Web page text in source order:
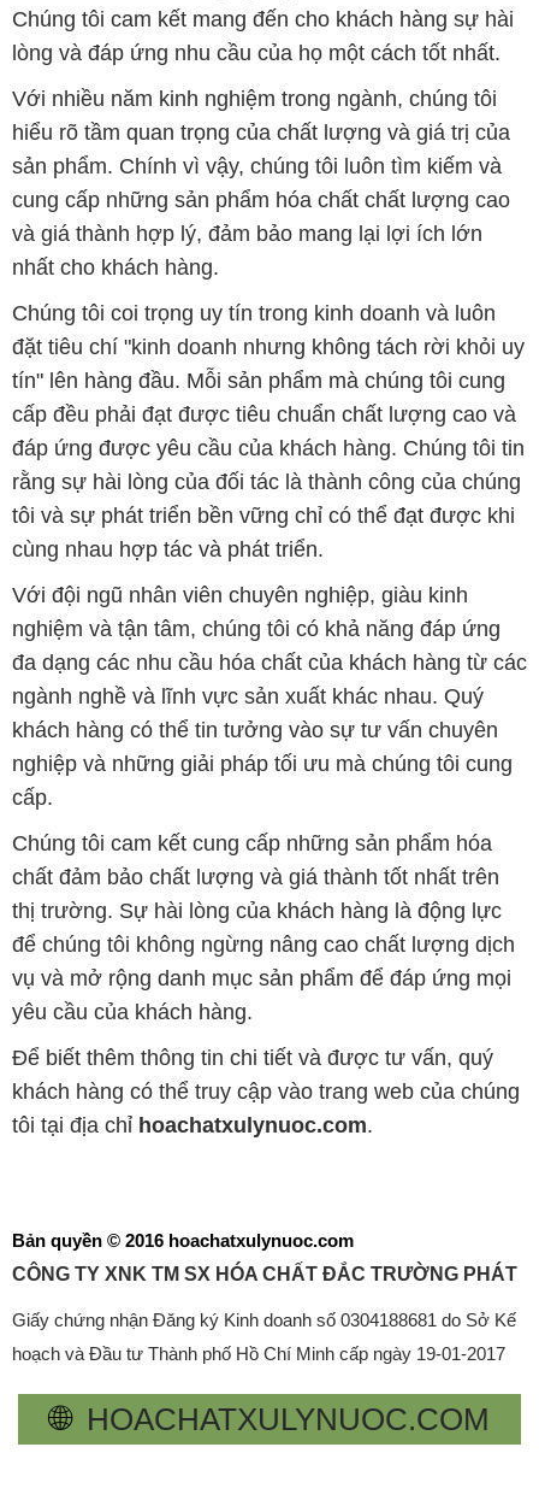
Chúng tôi cam kết mang đến cho khách hàng sự hài
lòng và đáp ứng nhu cầu của họ một cách tốt nhất.
Với nhiều năm kinh nghiệm trong ngành, chúng tôi
hiểu rõ tầm quan trọng của chất lượng và giá trị của
sản phẩm. Chính vì vậy, chúng tôi luôn tìm kiếm và
cung cấp những sản phẩm hóa chất chất lượng cao
và giá thành hợp lý, đảm bảo mang lại lợi ích lớn
nhất cho khách hàng.
Chúng tôi coi trọng uy tín trong kinh doanh và luôn
đặt tiêu chí "kinh doanh nhưng không tách rời khỏi uy
tín" lên hàng đầu. Mỗi sản phẩm mà chúng tôi cung
cấp đều phải đạt được tiêu chuẩn chất lượng cao và
đáp ứng được yêu cầu của khách hàng. Chúng tôi tin
rằng sự hài lòng của đối tác là thành công của chúng
tôi và sự phát triển bền vững chỉ có thể đạt được khi
cùng nhau hợp tác và phát triển.
Với đội ngũ nhân viên chuyên nghiệp, giàu kinh
nghiệm và tận tâm, chúng tôi có khả năng đáp ứng
đa dạng các nhu cầu hóa chất của khách hàng từ các
ngành nghề và lĩnh vực sản xuất khác nhau. Quý
khách hàng có thể tin tưởng vào sự tư vấn chuyên
nghiệp và những giải pháp tối ưu mà chúng tôi cung
cấp.
Chúng tôi cam kết cung cấp những sản phẩm hóa
chất đảm bảo chất lượng và giá thành tốt nhất trên
thị trường. Sự hài lòng của khách hàng là động lực
để chúng tôi không ngừng nâng cao chất lượng dịch
vụ và mở rộng danh mục sản phẩm để đáp ứng mọi
yêu cầu của khách hàng.
Để biết thêm thông tin chi tiết và được tư vấn, quý
khách hàng có thể truy cập vào trang web của chúng
tôi tại địa chỉ hoachatxulynuoc.com.
Bản quyền © 2016 hoachatxulynuoc.com
CÔNG TY XNK TM SX HÓA CHẤT ĐẮC TRƯỜNG PHÁT
Giấy chứng nhận Đăng ký Kinh doanh số 0304188681 do Sở Kế
hoạch và Đầu tư Thành phố Hồ Chí Minh cấp ngày 19-01-2017
🌐 HOACHATXULYNUOC.COM